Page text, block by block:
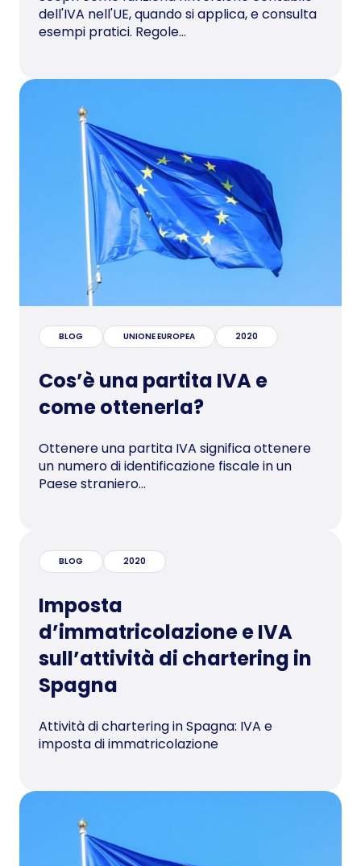
dell'IVA nell'UE, quando si applica, e consulta
esempi pratici. Regole...
BLOG UNIONE EUROPEA 2020
Cos’è una partita IVA e
come ottenerla?
Ottenere una partita IVA significa ottenere
un numero di identificazione fiscale in un
Paese straniero...
BLOG 2020
Imposta
d’immatricolazione e IVA
sull’attività di chartering in
Spagna
Attività di chartering in Spagna: IVA e
imposta di immatricolazione